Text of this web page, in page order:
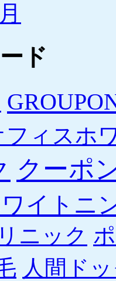
ド
フィスホ
クーポ
イトニ
ニック
人間ド